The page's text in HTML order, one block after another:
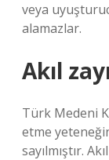
veya
alamazlar.
Akıl
Türk Medeni
etme
sayılmıştır.